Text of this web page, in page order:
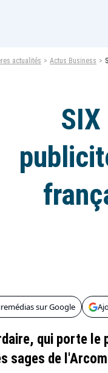
actualités Actus Business
sur Google
qui porte le
sages de